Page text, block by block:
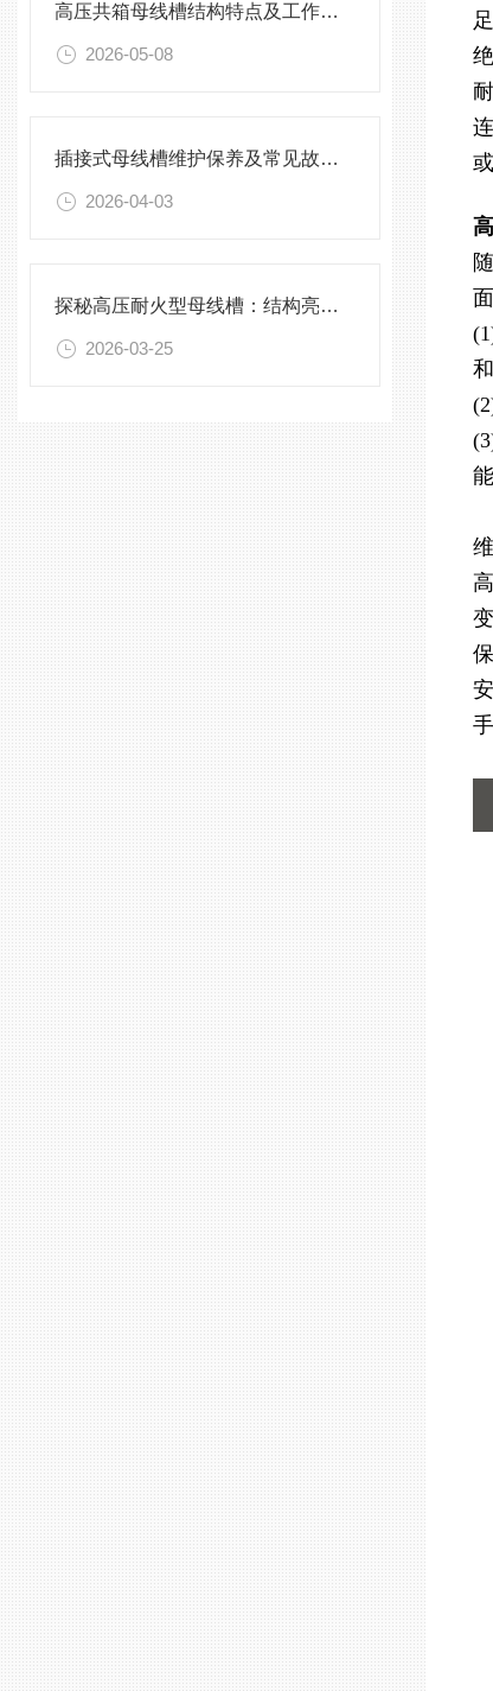
高压共箱母线槽结构特点及工作原理
2026-05-08
插接式母线槽维护保养及常见故障处理指南
2026-04-03
探秘高压耐火型母线槽：结构亮点与实用效能
2026-03-25
能